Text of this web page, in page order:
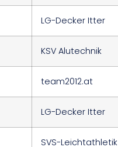
LG-Decker Itter
KSV Alutechnik
team2012.at
LG-Decker Itter
SVS-Leichtathletik